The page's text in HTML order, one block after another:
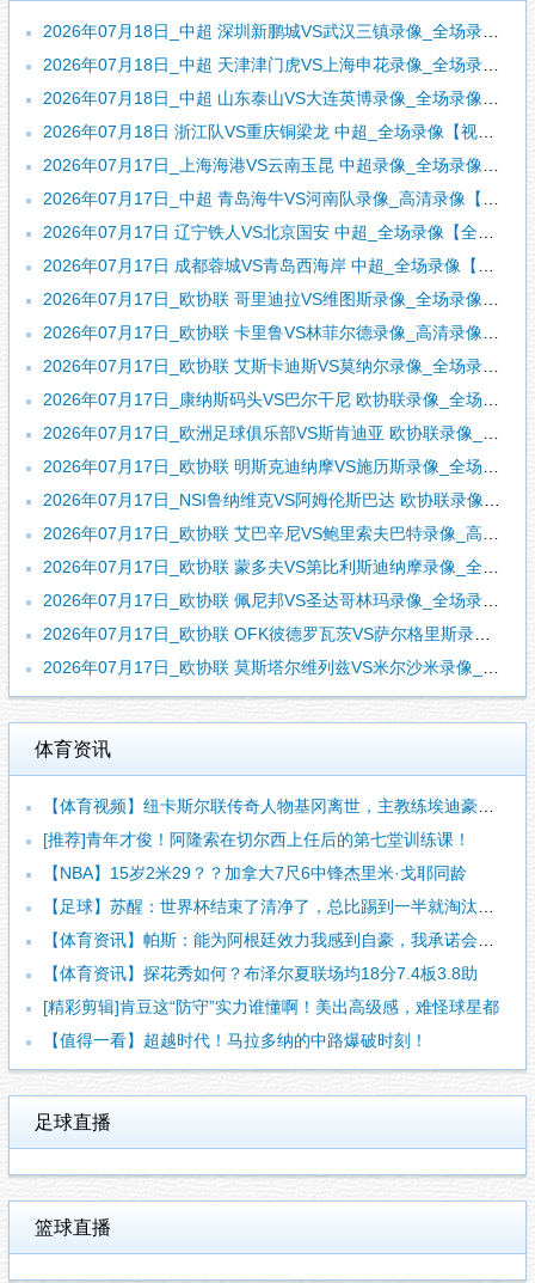
2026年07月18日_中超 深圳新鹏城VS武汉三镇录像_全场录像【视频集锦】
2026年07月18日_中超 天津津门虎VS上海申花录像_全场录像【全场回放】
2026年07月18日_中超 山东泰山VS大连英博录像_全场录像【视频集锦】
2026年07月18日 浙江队VS重庆铜梁龙 中超_全场录像【视频集锦】
2026年07月17日_上海海港VS云南玉昆 中超录像_全场录像【高清回放】
2026年07月17日_中超 青岛海牛VS河南队录像_高清录像【全场回放】
2026年07月17日 辽宁铁人VS北京国安 中超_全场录像【全场回放】
2026年07月17日 成都蓉城VS青岛西海岸 中超_全场录像【全场回放】
2026年07月17日_欧协联 哥里迪拉VS维图斯录像_全场录像【高清回放】
2026年07月17日_欧协联 卡里鲁VS林菲尔德录像_高清录像【全场回放】
2026年07月17日_欧协联 艾斯卡迪斯VS莫纳尔录像_全场录像【视频集锦】
2026年07月17日_康纳斯码头VS巴尔干尼 欧协联录像_全场录像【视频集锦】
2026年07月17日_欧洲足球俱乐部VS斯肯迪亚 欧协联录像_高清录像【全场回放】
2026年07月17日_欧协联 明斯克迪纳摩VS施历斯录像_全场录像【高清回放】
2026年07月17日_NSI鲁纳维克VS阿姆伦斯巴达 欧协联录像_全场录像【视频集锦】
2026年07月17日_欧协联 艾巴辛尼VS鲍里索夫巴特录像_高清录像【全场回放】
2026年07月17日_欧协联 蒙多夫VS第比利斯迪纳摩录像_全场录像【视频集锦】
2026年07月17日_欧协联 佩尼邦VS圣达哥林玛录像_全场录像【视频集锦】
2026年07月17日_欧协联 OFK彼德罗瓦茨VS萨尔格里斯录像_全场录像【高清回放】
2026年07月17日_欧协联 莫斯塔尔维列兹VS米尔沙米录像_全场录像【全场回放】
体育资讯
【体育视频】纽卡斯尔联传奇人物基冈离世，主教练埃迪豪献上鲜花
[推荐]青年才俊！阿隆索在切尔西上任后的第七堂训练课！
【NBA】15岁2米29？？加拿大7尺6中锋杰里米·戈耶同龄
【足球】苏醒：世界杯结束了清净了，总比踢到一半就淘汰的那种清
【体育资讯】帕斯：能为阿根廷效力我感到自豪，我承诺会全力把世
【体育资讯】探花秀如何？布泽尔夏联场均18分7.4板3.8助
[精彩剪辑]肯豆这“防守”实力谁懂啊！美出高级感，难怪球星都
【值得一看】超越时代！马拉多纳的中路爆破时刻！
足球直播
篮球直播